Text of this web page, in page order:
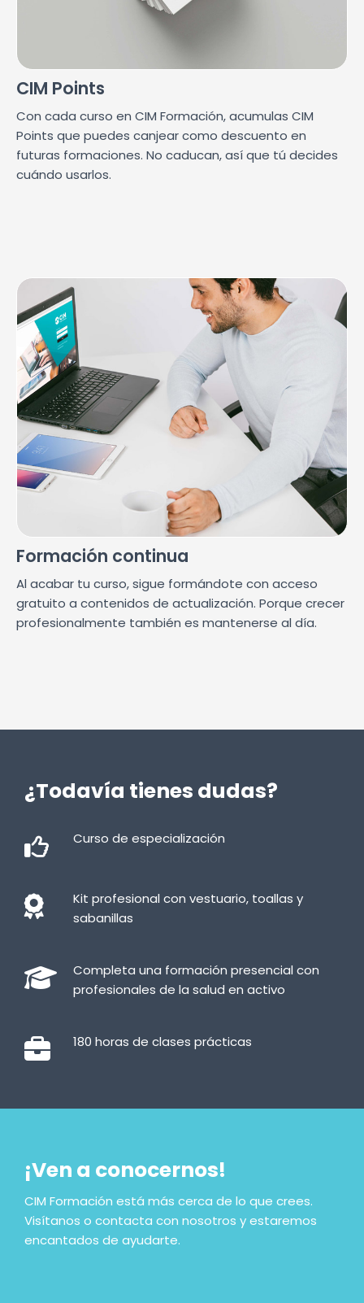
CIM Points
Con cada curso en CIM Formación, acumulas CIM
Points que puedes canjear como descuento en
futuras formaciones. No caducan, así que tú decides
cuándo usarlos.
Formación continua
Al acabar tu curso, sigue formándote con acceso
gratuito a contenidos de actualización. Porque crecer
profesionalmente también es mantenerse al día.
¿Todavía tienes dudas?
Curso de especialización
Kit profesional con vestuario, toallas y
sabanillas
Completa una formación presencial con
profesionales de la salud en activo
180 horas de clases prácticas
¡Ven a conocernos!
CIM Formación está más cerca de lo que crees.
Visítanos o contacta con nosotros y estaremos
encantados de ayudarte.